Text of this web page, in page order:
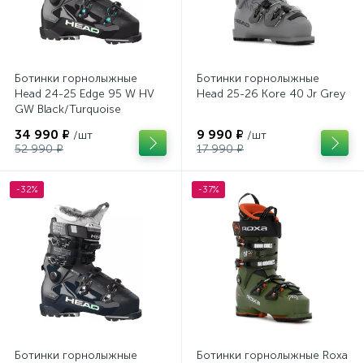
Ботинки горнолыжные
Head 24-25 Edge 95 W HV
GW Black/Turquoise
34 990 ₽ /шт
52 990 ₽
Ботинки горнолыжные
Head 25-26 Kore 40 Jr Grey
9 990 ₽ /шт
17 990 ₽
-32%
Ботинки горнолыжные
-37%
Ботинки горнолыжные Roxa